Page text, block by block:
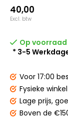
40,00
Excl. btw
Op voorraad
* 3-5
Voor 17:00
Fysieke winkel
Lage prijs,
Boven de